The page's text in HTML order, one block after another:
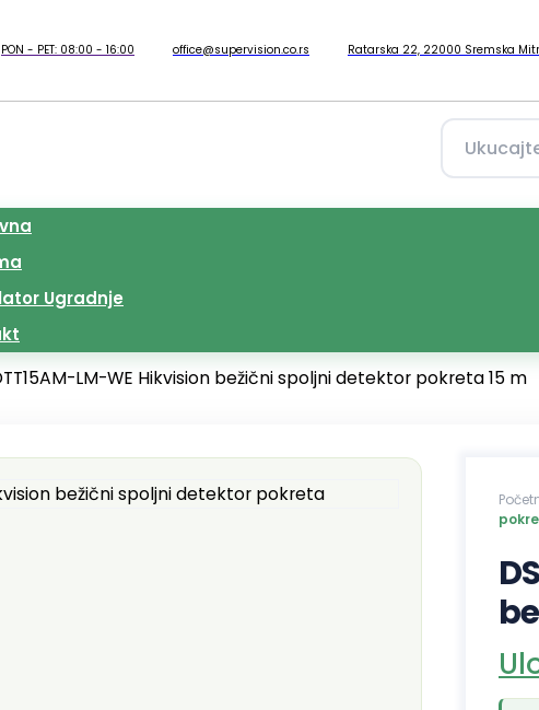
PON - PET: 08:00 - 16:00 office@supervision.co.rs Ratarska 22, 22000 Sremska
Ugradnje
LM-WE Hikvision bežični spoljni detektor pokreta 15 m